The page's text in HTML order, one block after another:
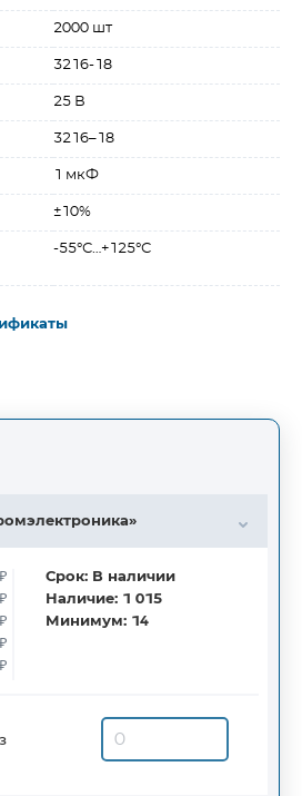
2000 шт
3216-18
25 В
3216–18
1 мкФ
±10%
-55°С…+125°С
₽
₽
₽
₽
₽
Срок: В наличии
Наличие: 1 015
Минимум: 14